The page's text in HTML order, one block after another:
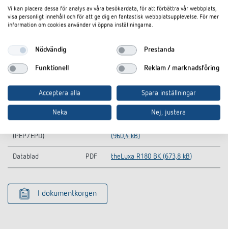
Nedladdningar
Information Notice
EU Data Act
theLuxa R180 BK-Information
Notice EU Data Act (46,7 kB)
CE declaration of
conformity
theLuxa R180 BK-CE declaration of
conformity (255,8 kB)
(PEP/EPD)
THEB-00014-V01.01-Product
(960,4 kB)
Datablad PDF theLuxa R180 BK (673,8 kB)
I dokumentkorgen
Vi kan placera dessa för analys av våra besökardata, för att förbättra vår webbplats,
visa personligt innehåll och för att ge dig en fantastisk webbplatsupplevelse. För mer
information om cookies använder vi öppna inställningarna.
Nödvändig Prestanda
Funktionell Reklam / marknadsföring
Acceptera alla Spara inställningar
Neka Nej, justera